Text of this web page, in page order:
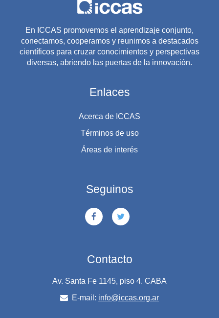
En ICCAS promovemos el aprendizaje conjunto,
conectamos, cooperamos y reunimos a destacados
científicos para cruzar conocimientos y perspectivas
diversas, abriendo las puertas de la innovación.
Enlaces
Acerca de ICCAS
Términos de uso
Áreas de interés
Seguinos
Contacto
Av. Santa Fe 1145, piso 4. CABA
E-mail: info@iccas.org.ar